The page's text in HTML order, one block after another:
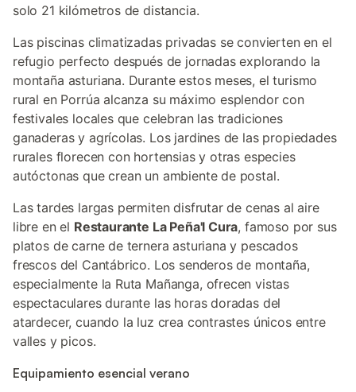
solo 21 kilómetros de distancia.
Las piscinas climatizadas privadas se convierten en el
refugio perfecto después de jornadas explorando la
montaña asturiana. Durante estos meses, el turismo
rural en Porrúa alcanza su máximo esplendor con
festivales locales que celebran las tradiciones
ganaderas y agrícolas. Los jardines de las propiedades
rurales florecen con hortensias y otras especies
autóctonas que crean un ambiente de postal.
Las tardes largas permiten disfrutar de cenas al aire
libre en el Restaurante La Peña'l Cura, famoso por sus
platos de carne de ternera asturiana y pescados
frescos del Cantábrico. Los senderos de montaña,
especialmente la Ruta Mañanga, ofrecen vistas
espectaculares durante las horas doradas del
atardecer, cuando la luz crea contrastes únicos entre
valles y picos.
Equipamiento esencial verano